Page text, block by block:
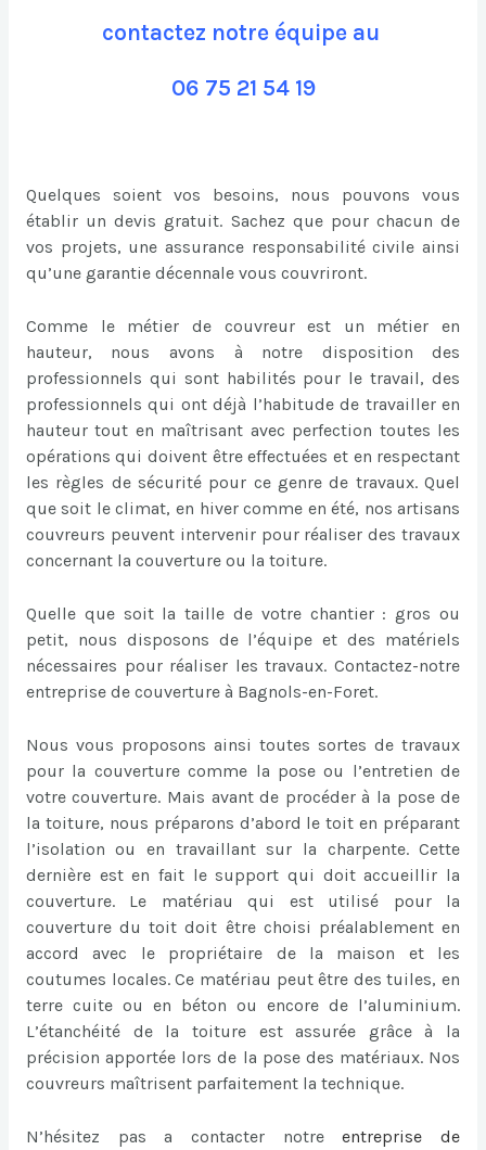
contactez notre équipe au
06 75 21 54 19
Quelques soient vos besoins, nous pouvons vous
établir un devis gratuit. Sachez que pour chacun de
vos projets, une assurance responsabilité civile ainsi
qu’une garantie décennale vous couvriront.
Comme le métier de couvreur est un métier en
hauteur, nous avons à notre disposition des
professionnels qui sont habilités pour le travail, des
professionnels qui ont déjà l’habitude de travailler en
hauteur tout en maîtrisant avec perfection toutes les
opérations qui doivent être effectuées et en respectant
les règles de sécurité pour ce genre de travaux. Quel
que soit le climat, en hiver comme en été, nos artisans
couvreurs peuvent intervenir pour réaliser des travaux
concernant la couverture ou la toiture.
Quelle que soit la taille de votre chantier : gros ou
petit, nous disposons de l’équipe et des matériels
nécessaires pour réaliser les travaux. Contactez-notre
entreprise de couverture à Bagnols-en-Foret.
Nous vous proposons ainsi toutes sortes de travaux
pour la couverture comme la pose ou l’entretien de
votre couverture. Mais avant de procéder à la pose de
la toiture, nous préparons d’abord le toit en préparant
l’isolation ou en travaillant sur la charpente. Cette
dernière est en fait le support qui doit accueillir la
couverture. Le matériau qui est utilisé pour la
couverture du toit doit être choisi préalablement en
accord avec le propriétaire de la maison et les
coutumes locales. Ce matériau peut être des tuiles, en
terre cuite ou en béton ou encore de l’aluminium.
L’étanchéité de la toiture est assurée grâce à la
précision apportée lors de la pose des matériaux. Nos
couvreurs maîtrisent parfaitement la technique.
N’hésitez pas a contacter notreentreprise de